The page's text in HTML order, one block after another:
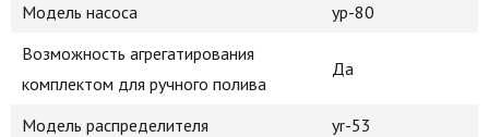
Модель насоса
yp-80
Возможность агрегатирования
комплектом для ручного полива
Да
Модель распределителя
yr-53